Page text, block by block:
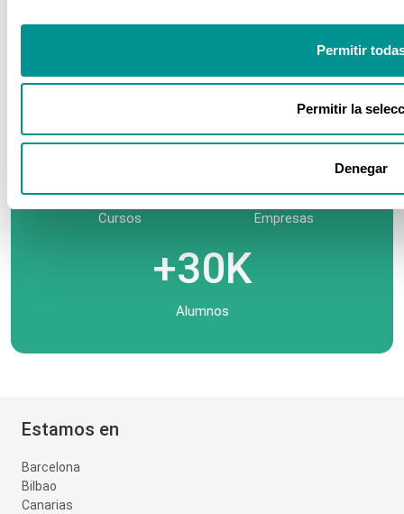
Permitir
Permitir la
Denegar
+35 +480
Cursos Empresas
+30K
Alumnos
Estamos en
Barcelona
Bilbao
Canarias